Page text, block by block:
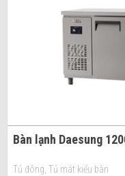
Bàn lạnh Daesung
Tủ đông, Tủ mát kiểu bàn